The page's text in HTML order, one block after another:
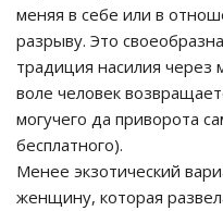
меняя в себе или в
разрыву. Это
традиция насилия через
воле человек
могучего да приворота
бесплатного).
Менее экзотический
женщину, которая